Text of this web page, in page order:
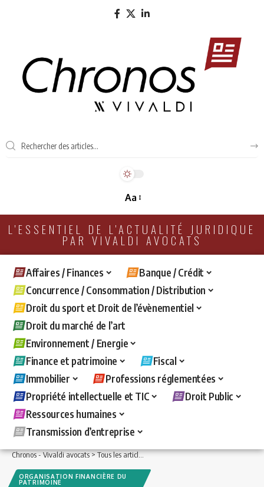
Aa
L'ESSENTIEL DE L'ACTUALITÉ JURIDIQUE
PAR VIVALDI AVOCATS
Affaires / Finances
Banque / Crédit
Concurrence / Consommation / Distribution
Droit du sport et Droit de l’évènementiel
Droit du marché de l’art
Environnement / Energie
Finance et patrimoine
Fiscal
Immobilier
Professions réglementées
Propriété intellectuelle et TIC
Droit Public
Ressources humaines
Transmission d’entreprise
Chronos - Vivaldi avocats>Tous les articles >Finance et patrimoine>
ORGANISATION FINANCIÈRE DU
PATRIMOINE